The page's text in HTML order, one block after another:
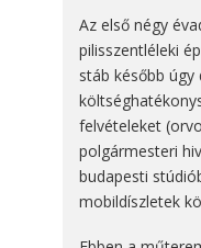
Az első négy
pilisszentléleki
stáb később
felvételeket
polgármesteri
budapesti
mobildíszletek